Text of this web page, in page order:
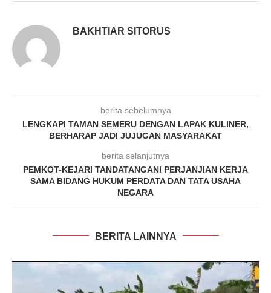
BAKHTIAR SITORUS
berita sebelumnya
LENGKAPI TAMAN SEMERU DENGAN LAPAK KULINER,
BERHARAP JADI JUJUGAN MASYARAKAT
berita selanjutnya
PEMKOT-KEJARI TANDATANGANI PERJANJIAN KERJA
SAMA BIDANG HUKUM PERDATA DAN TATA USAHA
NEGARA
BERITA LAINNYA